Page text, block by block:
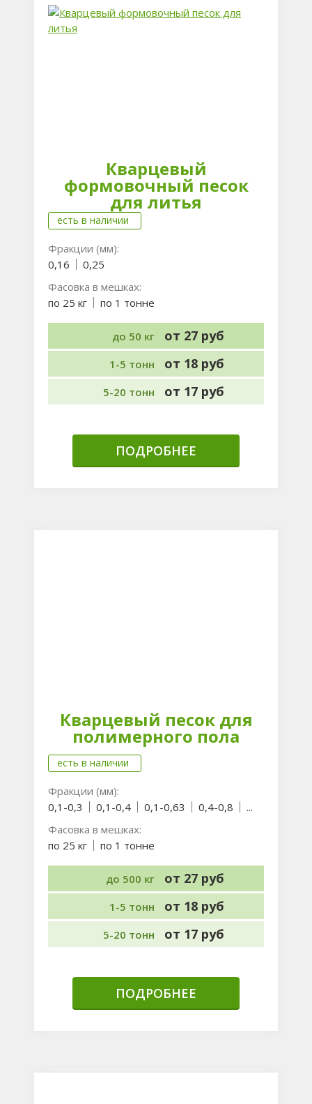
Кварцевый
формовочный песок
для литья
есть в наличии
Фракции (мм):
0,16
0,25
Фасовка в мешках:
по 25 кг
по 1 тонне
до 50 кг от 27 руб
1-5 тонн от 18 руб
5-20 тонн от 17 руб
ПОДРОБНЕЕ
Кварцевый песок для
полимерного пола
есть в наличии
Фракции (мм):
0,1-0,3
0,1-0,4 0,1-0,63 0,4-0,8
...
Фасовка в мешках:
по 25 кг
по 1 тонне
до 500 кг от 27 руб
1-5 тонн от 18 руб
5-20 тонн от 17 руб
ПОДРОБНЕЕ